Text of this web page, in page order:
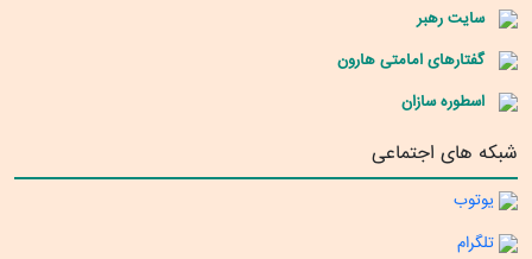
سایت رهبر
گفتارهای امامتی هارون
اسطوره سازان
شبکه های اجتماعی
یوتوب
تلگرام